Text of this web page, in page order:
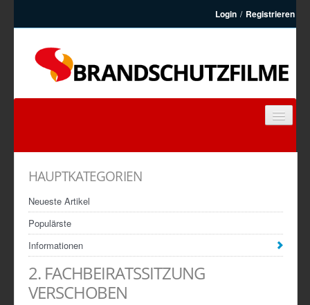
Login / Registrieren
KONTAKT
REGISTRIEREN
HAUPTKATEGORIEN
Neueste Artikel
Populärste
Informationen
2. FACHBEIRATSSITZUNG
VERSCHOBEN